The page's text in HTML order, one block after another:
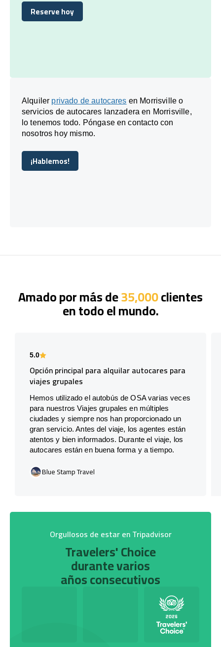
Reserve hoy
Reserve hoy
Alquiler privado de autocares en Morrisville o
servicios de autocares lanzadera en Morrisville,
lo tenemos todo. Póngase en contacto con
nosotros hoy mismo.
¡Hablemos!
¡Hablemos!
Amado por más de35,000clientes
en todo el mundo.
5.0
Opción principal para alquilar autocares para
viajes grupales
Hemos utilizado el autobús de OSA varias veces
para nuestros Viajes grupales en múltiples
ciudades y siempre nos han proporcionado un
gran servicio. Antes del viaje, los agentes están
atentos y bien informados. Durante el viaje, los
autocares están en buena forma y a tiempo.
Blue Stamp Travel
Orgullosos de estar en Tripadvisor
Travelers' Choice
durante varios
años consecutivos